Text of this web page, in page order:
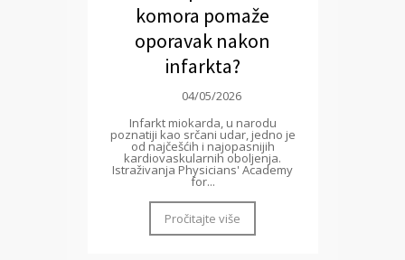
komora pomaže
oporavak nakon
infarkta?
04/05/2026
Infarkt miokarda, u narodu
poznatiji kao srčani udar, jedno je
od najčešćih i najopasnijih
kardiovaskularnih oboljenja.
Istraživanja Physicians' Academy
for...
Pročitajte više